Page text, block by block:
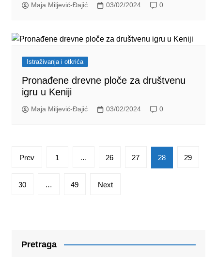
Maja Miljević-Đajić 03/02/2024 0
Istraživanja i otkrića
Pronađene drevne ploče za društvenu
igru u Keniji
Maja Miljević-Đajić 03/02/2024 0
Posts
Prev 1 … 26 27 28 29
30 … 49 Next
Pretraga